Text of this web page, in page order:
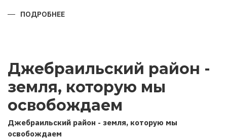
ПОДРОБНЕЕ
ГОДА
(НА
ИНТЕРВЬЮ
ГЛАВЫ
РОССИЙСКИМ
ИНФОРМАЦИОННЫМ
АГЕНТСТВАМ
ТАСС
Джебраильский район -
земля, которую мы
освобождаем
Джебраильский район - земля, которую мы
освобождаем